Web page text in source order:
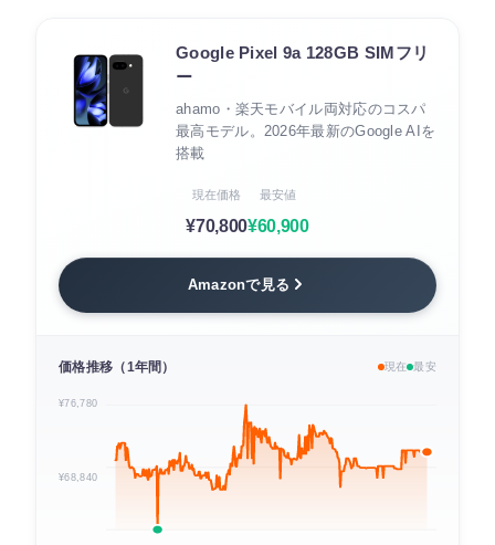
Google Pixel 9a 128GB SIMフリ
ー
ahamo・楽天モバイル両対応のコスパ
最高モデル。2026年最新のGoogle AIを
搭載
現在価格
¥70,800
最安値
¥60,900
Amazonで見る
価格推移（1年間） 現在 最安
¥76,780
¥68,840